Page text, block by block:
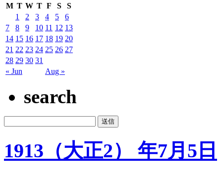
M T W T F S S
« Jun Aug »
1 2 3 4 5
6
7
8 9 10 11 12 13
14 15 16 17 18 19 20
21 22 23 24 25 26 27
28 29 30 31
search
1913（大正2） 年7月5日